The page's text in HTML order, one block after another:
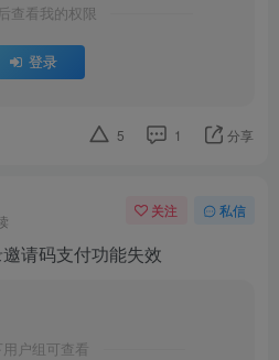
查看我的权限
登录
5 1 分享
关注 私信
请码支付功能失效
户组可查看